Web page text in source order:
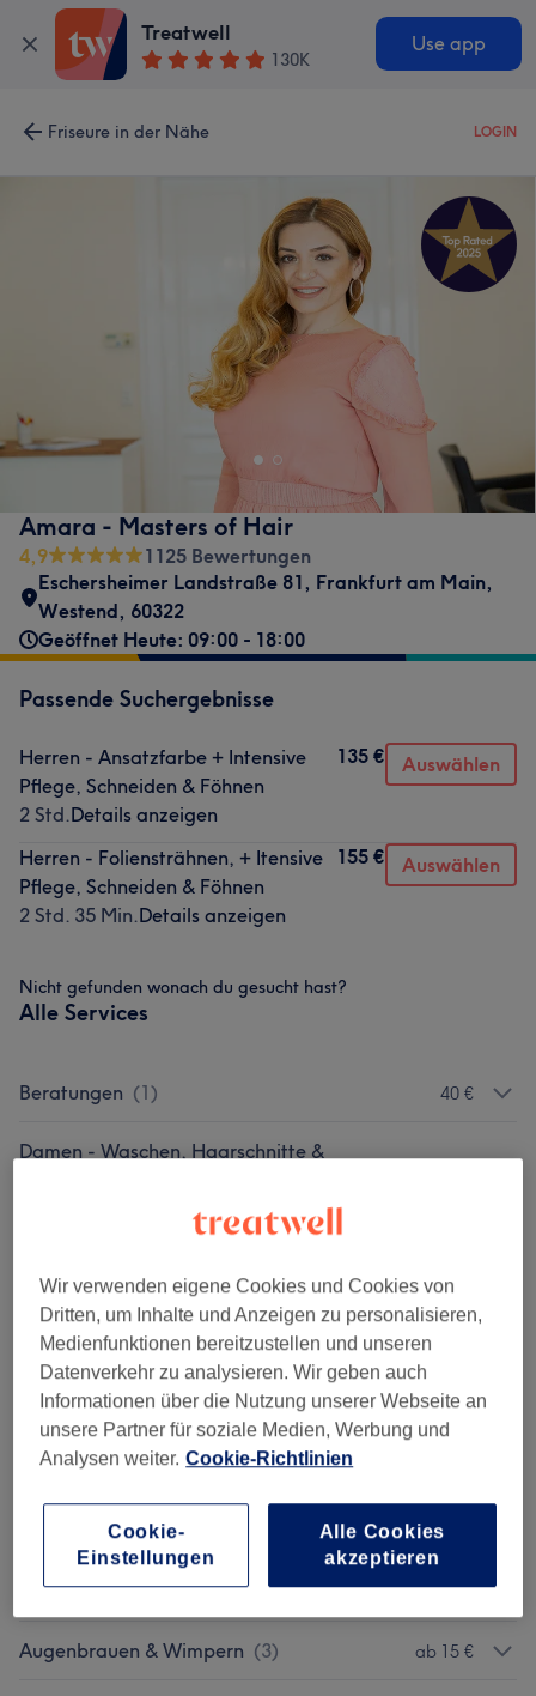
Treatwell
130K
Use app
Friseure in der Nähe LOGIN
Amara - Masters of Hair
4,9
1125 Bewertungen
Eschersheimer Landstraße 81, Frankfurt am Main,
Westend, 60322
Geöffnet Heute: 09:00 - 18:00
Passende Suchergebnisse
Herren - Ansatzfarbe + Intensive
Pflege, Schneiden & Föhnen
2 Std.Details anzeigen
135 € Auswählen
Herren - Foliensträhnen, + Itensive
Pflege, Schneiden & Föhnen
2 Std. 35 Min.Details anzeigen
155 € Auswählen
Nicht gefunden wonach du gesucht hast?
Alle Services
Beratungen (1) 40 €
Damen - Waschen, Haarschnitte &
ab 10 €
Damen - Coloration, Schnitt & Föhnen
Damen - Coloration & Föhnen (5 ) ab 125 €
Herren - Haarschnitte & Stylings ( 2) ab 35 €
Herren - Colorationen (2 )
Kinder - Haarschnitte & Stylings (2)
Haarkuren & Pflege ab 15 €
Tapes Hochsetzen (2) ab 45 €
Augenbrauen & Wimpern (3) ab 15 €
Wir verwenden eigene Cookies und Cookies von
Dritten, um Inhalte und Anzeigen zu personalisieren,
Medienfunktionen bereitzustellen und unseren
Datenverkehr zu analysieren. Wir geben auch
Informationen über die Nutzung unserer Webseite an
unsere Partner für soziale Medien, Werbung und
Analysen weiter. Cookie-Richtlinien
Cookie-
Einstellungen
Alle Cookies
akzeptieren